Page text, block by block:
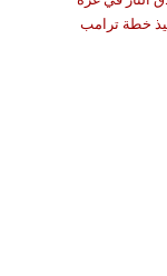
خطة ترامب